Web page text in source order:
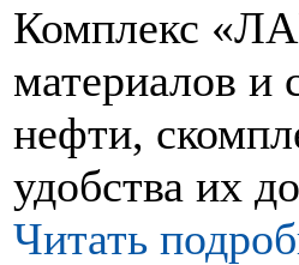
Комплекс
материалов и
нефти,
удобства их
Читать